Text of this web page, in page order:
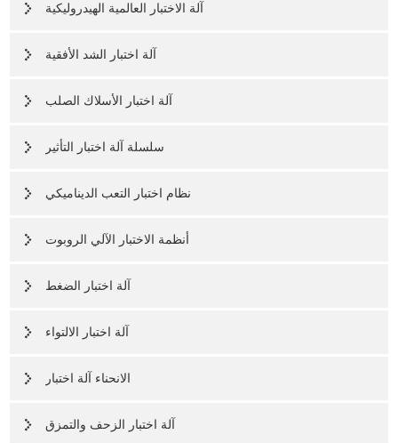
آلة الاختبار العالمية الهيدروليكية
آلة اختبار الشد الأفقية
آلة اختبار الأسلاك الصلب
سلسلة آلة اختبار التأثير
نظام اختبار التعب الديناميكي
أنظمة الاختبار الآلي الروبوت
آلة اختبار الضغط
آلة اختبار الالتواء
الانحناء آلة اختبار
آلة اختبار الزحف والتمزق